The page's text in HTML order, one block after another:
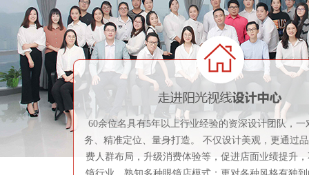
60余位名具有5年以上行业经验的资深设计团队，一
务、精准定位、量身打造。 不仅设计美观，更通过
费人群布局，升级消费体验等，促进店面业绩提升